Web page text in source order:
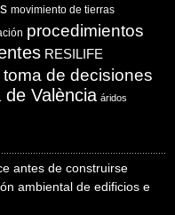
movimiento de tierras
procedimientos
RESILIFE
toma de decisiones
de València áridos
antes de construirse
ambiental de edificios e